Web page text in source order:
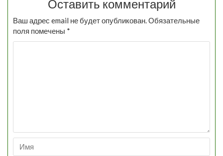
Оставить комментарий
Ваш адрес email не будет опубликован.Обязательные
поля помечены *